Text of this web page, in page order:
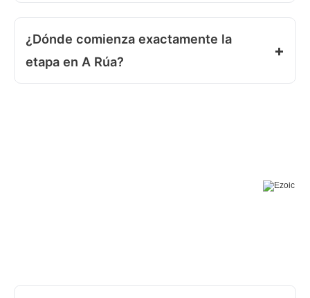
¿Dónde comienza exactamente la
etapa en A Rúa?